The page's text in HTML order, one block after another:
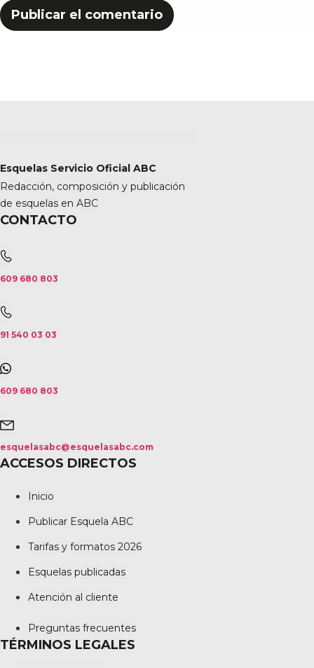
Esquelas Servicio Oficial ABC
Redacción, composición y publicación
de esquelas en ABC
CONTACTO
609 680 803
91 540 03 03
609 680 803
esquelasabc@esquelasabc.com
ACCESOS DIRECTOS
Inicio
Publicar Esquela ABC
Tarifas y formatos 2026
Esquelas publicadas
Atención al cliente
Preguntas frecuentes
TÉRMINOS LEGALES